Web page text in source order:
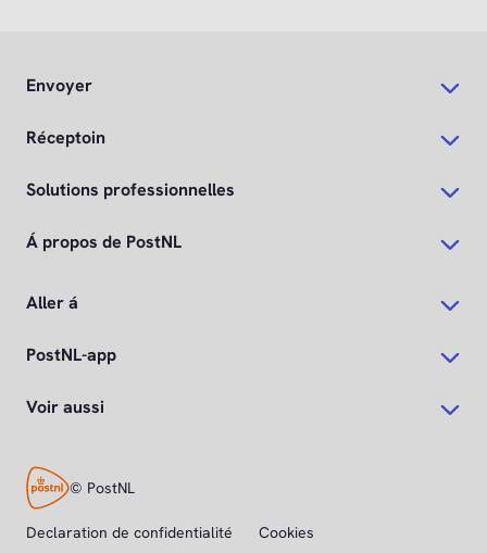
Envoyer
Réceptoin
Solutions professionnelles
Á propos de PostNL
Aller á
PostNL-app
Voir aussi
© PostNL
Declaration de confidentialité
Cookies